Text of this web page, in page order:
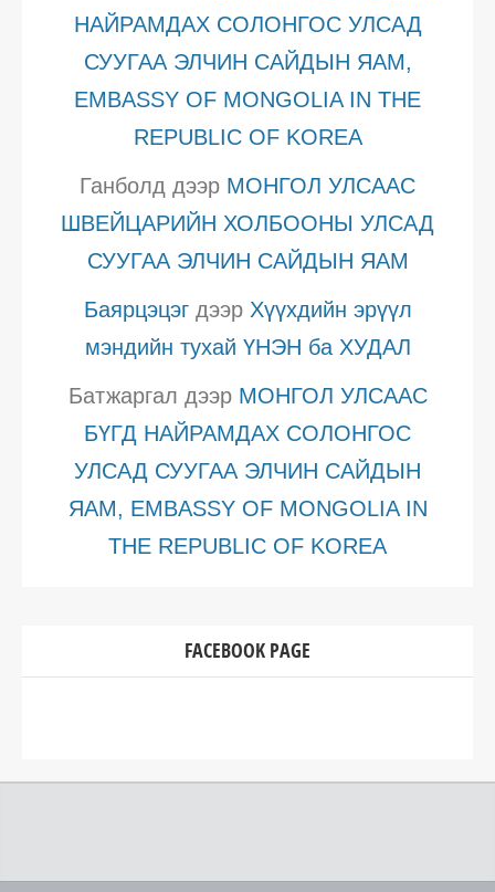
НАЙРАМДАХ СОЛОНГОС УЛСАД
СУУГАА ЭЛЧИН САЙДЫН ЯАМ,
EMBASSY OF MONGOLIA IN THE
REPUBLIC OF KOREA
Ганболд дээр МОНГОЛ УЛСААС
ШВЕЙЦАРИЙН ХОЛБООНЫ УЛСАД
СУУГАА ЭЛЧИН САЙДЫН ЯАМ
Баярцэцэгдээр Хүүхдийн эрүүл
мэндийн тухай ҮНЭН ба ХУДАЛ
Батжаргал дээр МОНГОЛ УЛСААС
БҮГД НАЙРАМДАХ СОЛОНГОС
УЛСАД СУУГАА ЭЛЧИН САЙДЫН
ЯАМ, EMBASSY OF MONGOLIA IN
THE REPUBLIC OF KOREA
FACEBOOK PAGE